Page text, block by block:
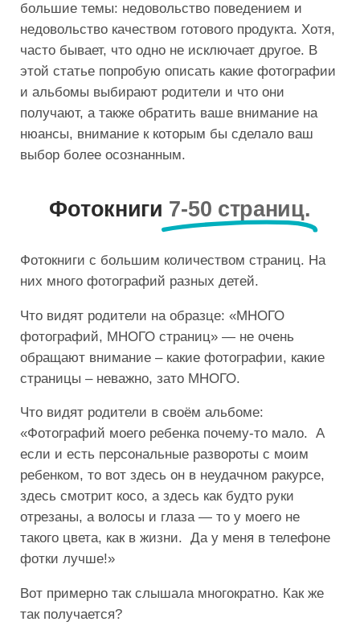
большие темы: недовольство поведением и
недовольство качеством готового продукта. Хотя,
часто бывает, что одно не исключает другое. В
этой статье попробую описать какие фотографии
и альбомы выбирают родители и что они
получают, а также обратить ваше внимание на
нюансы, внимание к которым бы сделало ваш
выбор более осознанным.
Фотокниги 7-50 страниц.
Фотокниги с большим количеством страниц. На
них много фотографий разных детей.
Что видят родители на образце: «МНОГО
фотографий, МНОГО страниц» — не очень
обращают внимание – какие фотографии, какие
страницы – неважно, зато МНОГО.
Что видят родители в своём альбоме:
«Фотографий моего ребенка почему-то мало. А
если и есть персональные развороты с моим
ребенком, то вот здесь он в неудачном ракурсе,
здесь смотрит косо, а здесь как будто руки
отрезаны, а волосы и глаза — то у моего не
такого цвета, как в жизни. Да у меня в телефоне
фотки лучше!»
Вот примерно так слышала многократно. Как же
так получается?